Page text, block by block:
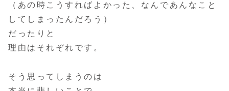
（あの時こうすればよかった、なんであんなこと
してしまったんだろう）
だったりと
理由はそれぞれです。
そう思ってしまうのは